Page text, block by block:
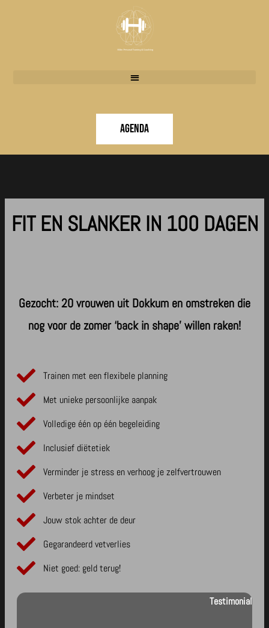
Agenda
FIT EN SLANKER IN 100 DAGEN
Gezocht: 20 vrouwen uit Dokkum en omstreken die
nog voor de zomer ‘back in shape’ willen raken!
Trainen met een flexibele planning
Met unieke persoonlijke aanpak
Volledige één op één begeleiding
Inclusief diëtetiek
Verminder je stress en verhoog je zelfvertrouwen
Verbeter je mindset
Jouw stok achter de deur
Gegarandeerd vetverlies
Niet goed: geld terug!
Testimonial